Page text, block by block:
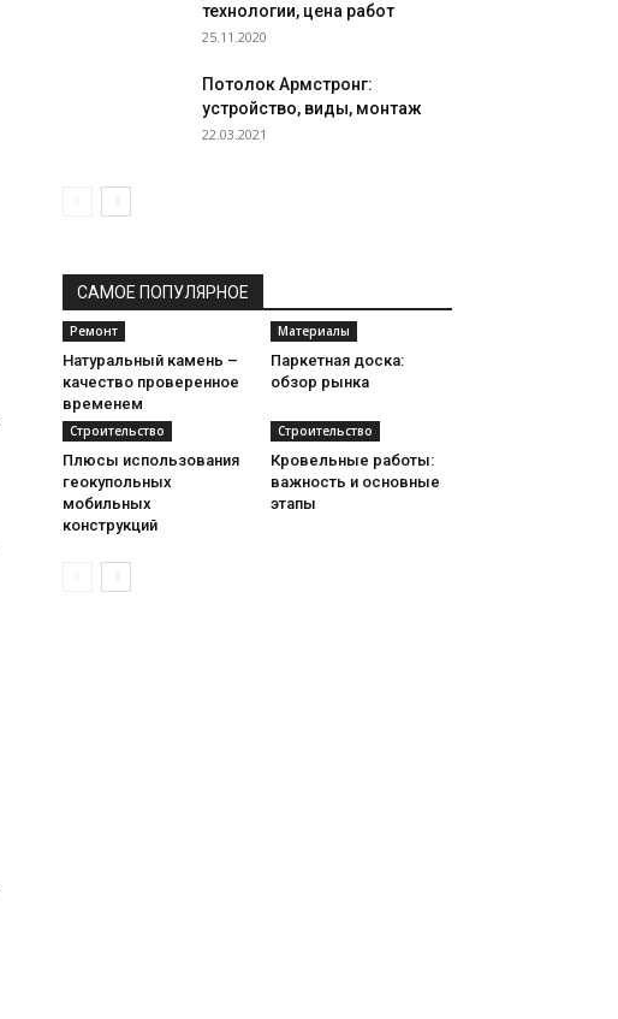
технологии, цена работ
25.11.2020
Потолок Армстронг:
устройство, виды, монтаж
22.03.2021
САМОЕ ПОПУЛЯРНОЕ
Ремонт
Натуральный камень –
качество проверенное
временем
Материалы
Паркетная доска:
обзор рынка
Строительство
Плюсы использования
геокупольных
мобильных
конструкций
Строительство
Кровельные работы:
важность и основные
этапы